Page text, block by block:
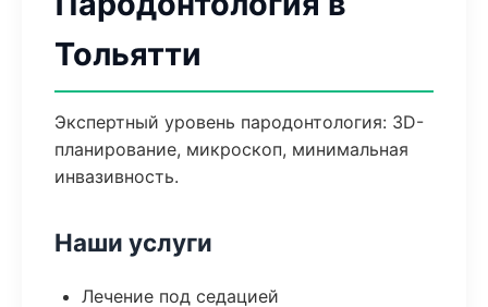
Тольятти
Экспертный уровень пародонтология: 3D-
планирование, микроскоп, минимальная
инвазивность.
Наши услуги
Лечение под седацией